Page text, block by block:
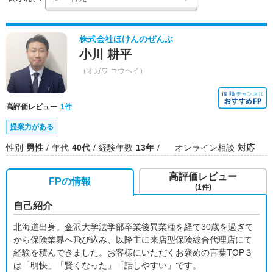
株式会社ほけんのぜんぶ
小川 耕平
（オガワ コウヘイ）
高評価レビュー 1件
提案力がある
性別 男性 年代 40代 経験年数 13年 オンライン相談 対応
FPの情報
自己紹介
北海道出身。金沢大学法学部卒業後異業種を経て30歳を過ぎて
から保険業界へ飛び込み、以降主に来店型保険総合代理店にて
経験を積んできました。お客様にいただくお褒めの言葉TOP３
は「明快」「賢くなった」「話しやすい」です。
高評価レビュー
(1件)